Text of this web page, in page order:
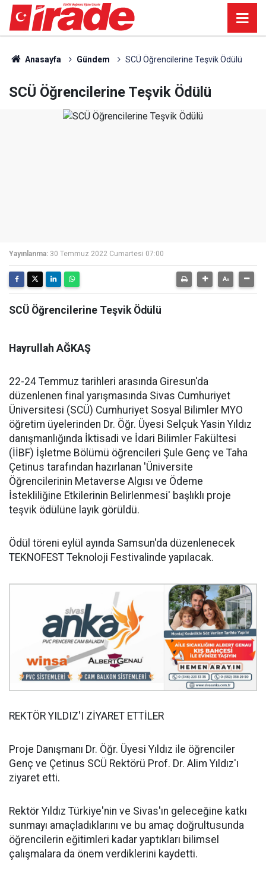
Anasayfa Gündem SCÜ Öğrencilerine Teşvik Ödülü
SCÜ Öğrencilerine Teşvik Ödülü
Yayınlanma: 30 Temmuz 2022 Cumartesi 07:00
SCÜ Öğrencilerine Teşvik Ödülü
Hayrullah AĞKAŞ
22-24 Temmuz tarihleri arasında Giresun'da
düzenlenen final yarışmasında Sivas Cumhuriyet
Üniversitesi (SCÜ) Cumhuriyet Sosyal Bilimler MYO
öğretim üyelerinden Dr. Öğr. Üyesi Selçuk Yasin Yıldız
danışmanlığında İktisadi ve İdari Bilimler Fakültesi
(İİBF) İşletme Bölümü öğrencileri Şule Genç ve Taha
Çetinus tarafından hazırlanan 'Üniversite
Öğrencilerinin Metaverse Algısı ve Ödeme
İstekliliğine Etkilerinin Belirlenmesi' başlıklı proje
teşvik ödülüne layık görüldü.
Ödül töreni eylül ayında Samsun'da düzenlenecek
TEKNOFEST Teknoloji Festivalinde yapılacak.
REKTÖR YILDIZ'I ZİYARET ETTİLER
Proje Danışmanı Dr. Öğr. Üyesi Yıldız ile öğrenciler
Genç ve Çetinus SCÜ Rektörü Prof. Dr. Alim Yıldız'ı
ziyaret etti.
Rektör Yıldız Türkiye'nin ve Sivas'ın geleceğine katkı
sunmayı amaçladıklarını ve bu amaç doğrultusunda
öğrencilerin eğitimleri kadar yaptıkları bilimsel
çalışmalara da önem verdiklerini kaydetti.